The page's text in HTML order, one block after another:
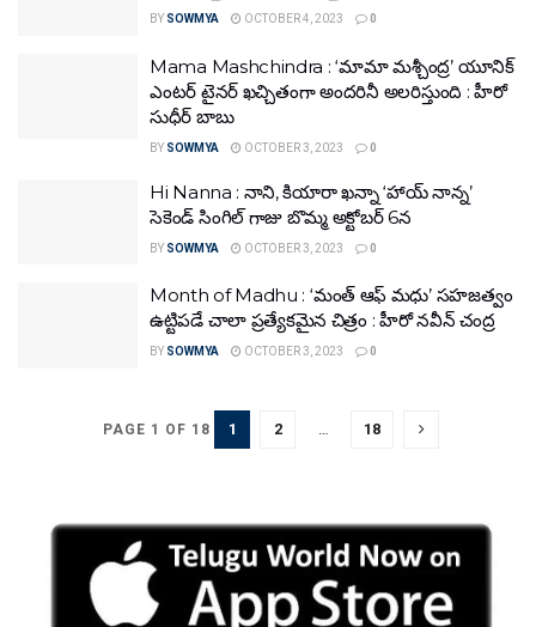
BY SOWMYA OCTOBER 4, 2023 0
Mama Mashchindra : ‘మామా మశ్చీంద్ర’ యూనిక్
ఎంటర్ టైనర్ ఖచ్చితంగా అందరినీ అలరిస్తుంది : హీరో
సుధీర్ బాబు
BY SOWMYA OCTOBER 3, 2023 0
Hi Nanna : నాని, కియారా ఖన్నా ‘హాయ్ నాన్న’
సెకెండ్ సింగిల్ గాజు బొమ్మ అక్టోబర్ 6న
BY SOWMYA OCTOBER 3, 2023 0
Month of Madhu : ‘మంత్ ఆఫ్ మధు’ సహజత్వం
ఉట్టిపడే చాలా ప్రత్యేకమైన చిత్రం : హీరో నవీన్ చంద్ర
BY SOWMYA OCTOBER 3, 2023 0
PAGE 1 OF 18 1 2 18